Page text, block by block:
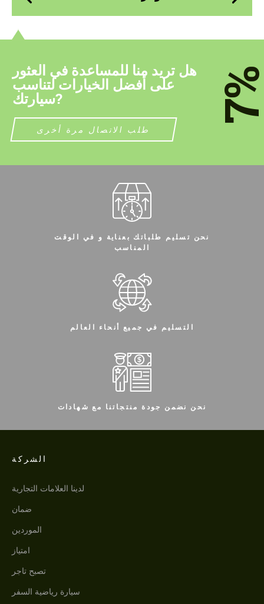
هل تريد منا للمساعدة في العثور
على أفضل الخيارات لتناسب
سيارتك?
طلب الاتصال مرة أخرى
نحن تسليم طلباتك بعناية و في الوقت
المناسب
التسليم في جميع أنحاء العالم
نحن نضمن جودة منتجاتنا مع شهادات
الشركة
لدينا العلامات التجارية
ضمان
الموردين
امتياز
تصبح تاجر
سيارة رياضية السفر
توافق على معالجة البيانات الشخصية
توافق على معالجة البيانات الشخصية